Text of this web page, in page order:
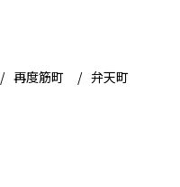
再度筋町 弁天町